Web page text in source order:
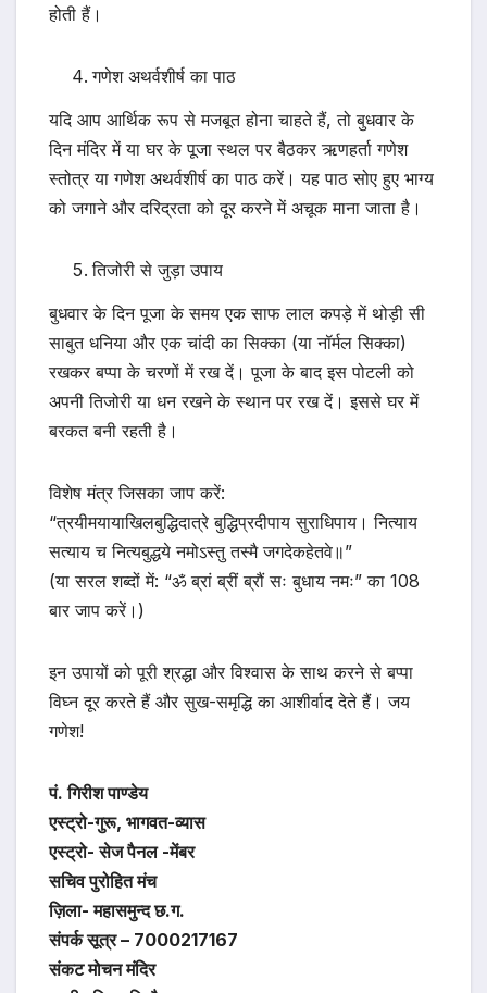
होती हैं।
गणेश अथर्वशीर्ष का पाठ
यदि आप आर्थिक रूप से मजबूत होना चाहते हैं, तो बुधवार के
दिन मंदिर में या घर के पूजा स्थल पर बैठकर ऋणहर्ता गणेश
स्तोत्र या गणेश अथर्वशीर्ष का पाठ करें। यह पाठ सोए हुए भाग्य
को जगाने और दरिद्रता को दूर करने में अचूक माना जाता है।
तिजोरी से जुड़ा उपाय
बुधवार के दिन पूजा के समय एक साफ लाल कपड़े में थोड़ी सी
साबुत धनिया और एक चांदी का सिक्का (या नॉर्मल सिक्का)
रखकर बप्पा के चरणों में रख दें। पूजा के बाद इस पोटली को
अपनी तिजोरी या धन रखने के स्थान पर रख दें। इससे घर में
बरकत बनी रहती है।
विशेष मंत्र जिसका जाप करें:
“त्रयीमयायाखिलबुद्धिदात्रे बुद्धिप्रदीपाय सुराधिपाय। नित्याय
सत्याय च नित्यबुद्धये नमोऽस्तु तस्मै जगदेकहेतवे॥”
(या सरल शब्दों में: “ॐ ब्रां ब्रीं ब्रौं सः बुधाय नमः” का 108
बार जाप करें।)
इन उपायों को पूरी श्रद्धा और विश्वास के साथ करने से बप्पा
विघ्न दूर करते हैं और सुख-समृद्धि का आशीर्वाद देते हैं। जय
गणेश!
पं. गिरीश पाण्डेय
एस्ट्रो-गुरू, भागवत-व्यास
एस्ट्रो- सेज पैनल -मेंबर
सचिव पुरोहित मंच
ज़िला- महासमुन्द छ.ग.
संपर्क सूत्र – 7000217167
संकट मोचन मंदिर